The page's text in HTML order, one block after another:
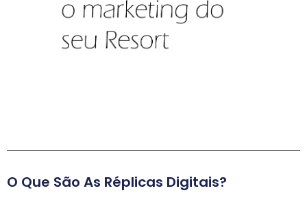
O Que São As Réplicas Digitais?